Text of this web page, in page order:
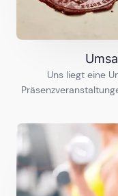
Koblenz
Köln
23
Uns liegt eine